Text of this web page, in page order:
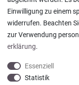
Ein einfach toller
sogar
Datum der
Datum der
Einwilligung zu einem
widerrufen. Beachten
zur Verwendung
erklärung.
Essenziell
Statistik